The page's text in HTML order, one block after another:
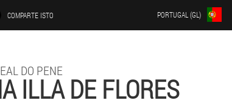
COMPARTE ISTO PORTUGAL (GL)
DO PENE
ILLA DE FLORES